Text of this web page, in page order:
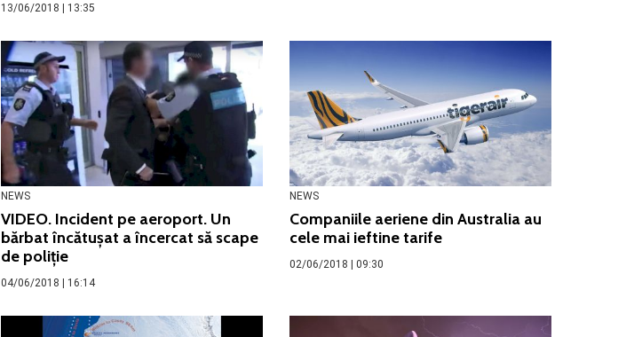
13/06/2018 | 13:35
NEWS
VIDEO. Incident pe aeroport. Un
bărbat încătușat a încercat să scape
de poliție
04/06/2018 | 16:14
NEWS
Companiile aeriene din Australia au
cele mai ieftine tarife
02/06/2018 | 09:30